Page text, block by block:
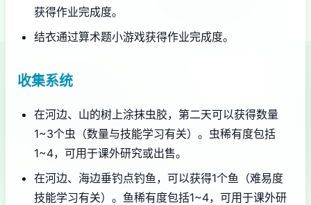
获得作业完成度。
结衣通过算术题小游戏获得作业完成度。
收集系统
在河边、山的树上涂抹虫胶，第二天可以获得数量
1~3个虫（数量与技能学习有关）。虫稀有度包括
1~4，可用于课外研究或出售。
在河边、海边垂钓点钓鱼，可以获得1个鱼（难易度
技能学习有关）。鱼稀有度包括1~4，可用于课外研